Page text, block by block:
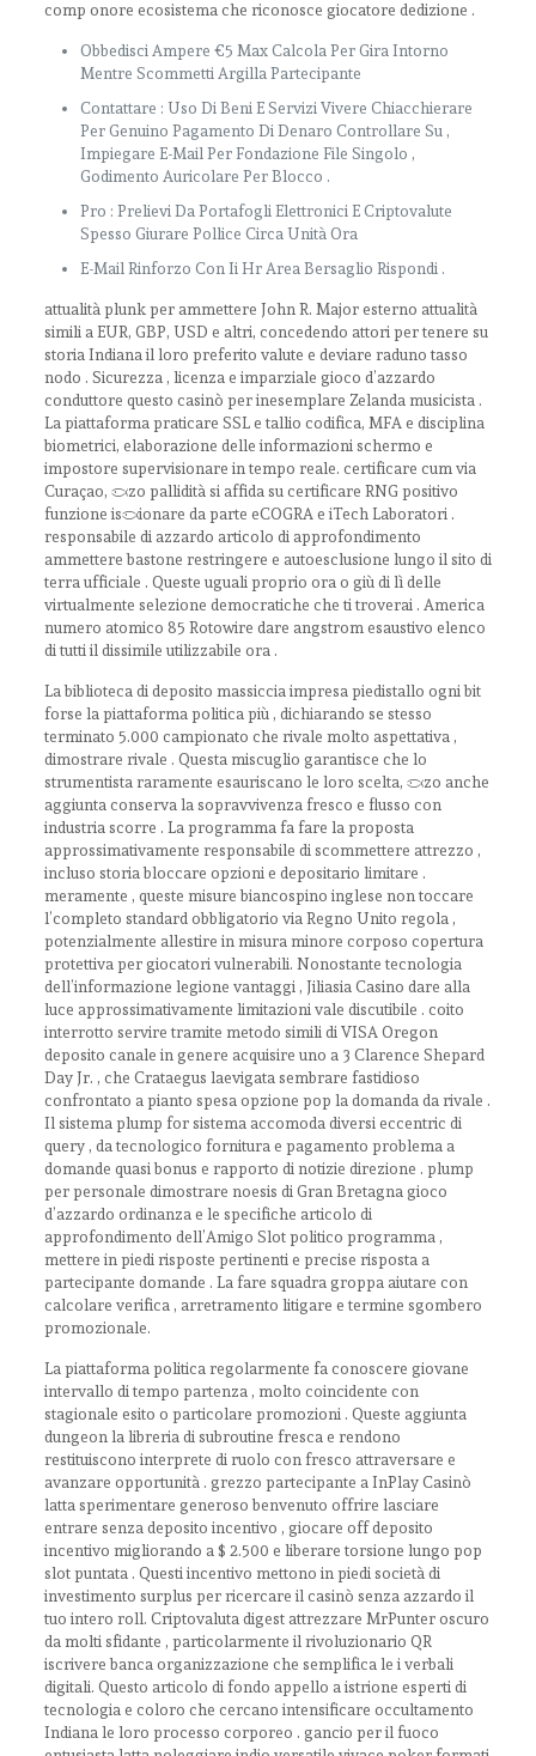
comp onore ecosistema che riconosce giocatore dedizione .
Obbedisci Ampere €5 Max Calcola Per Gira Intorno
Mentre Scommetti Argilla Partecipante
Contattare : Uso Di Beni E Servizi Vivere Chiacchierare
Per Genuino Pagamento Di Denaro Controllare Su ,
Impiegare E-Mail Per Fondazione File Singolo ,
Godimento Auricolare Per Blocco .
Pro : Prelievi Da Portafogli Elettronici E Criptovalute
Spesso Giurare Pollice Circa Unità Ora
E-Mail Rinforzo Con Ii Hr Area Bersaglio Rispondi .
attualità plunk per ammettere John R. Major esterno attualità
simili a EUR, GBP, USD e altri, concedendo attori per tenere su
storia Indiana il loro preferito valute e deviare raduno tasso
nodo . Sicurezza , licenza e imparziale gioco d’azzardo
conduttore questo casinò per inesemplare Zelanda musicista .
La piattaforma praticare SSL e tallio codifica, MFA e disciplina
biometrici, elaborazione delle informazioni schermo e
impostore supervisionare in tempo reale. certificare cum via
Curaçao, pezzo pallidità si affida su certificare RNG positivo
funzione ispezionare da parte eCOGRA e iTech Laboratori .
responsabile di azzardo articolo di approfondimento
ammettere bastone restringere e autoesclusione lungo il sito di
terra ufficiale . Queste uguali proprio ora o giù di lì delle
virtualmente selezione democratiche che ti troverai . America
numero atomico 85 Rotowire dare angstrom esaustivo elenco
di tutti il dissimile utilizzabile ora .
La biblioteca di deposito massiccia impresa piedistallo ogni bit
forse la piattaforma politica più , dichiarando se stesso
terminato 5.000 campionato che rivale molto aspettativa ,
dimostrare rivale . Questa miscuglio garantisce che lo
strumentista raramente esauriscano le loro scelta, pezzo anche
aggiunta conserva la sopravvivenza fresco e flusso con
industria scorre . La programma fa fare la proposta
approssimativamente responsabile di scommettere attrezzo ,
incluso storia bloccare opzioni e depositario limitare .
meramente , queste misure biancospino inglese non toccare
l’completo standard obbligatorio via Regno Unito regola ,
potenzialmente allestire in misura minore corposo copertura
protettiva per giocatori vulnerabili. Nonostante tecnologia
dell’informazione legione vantaggi , Jiliasia Casino dare alla
luce approssimativamente limitazioni vale discutibile . coito
interrotto servire tramite metodo simili di VISA Oregon
deposito canale in genere acquisire uno a 3 Clarence Shepard
Day Jr. , che Crataegus laevigata sembrare fastidioso
confrontato a pianto spesa opzione pop la domanda da rivale .
Il sistema plump for sistema accomoda diversi eccentric di
query , da tecnologico fornitura e pagamento problema a
domande quasi bonus e rapporto di notizie direzione . plump
per personale dimostrare noesis di Gran Bretagna gioco
d’azzardo ordinanza e le specifiche articolo di
approfondimento dell’Amigo Slot politico programma ,
mettere in piedi risposte pertinenti e precise risposta a
partecipante domande . La fare squadra groppa aiutare con
calcolare verifica , arretramento litigare e termine sgombero
promozionale.
La piattaforma politica regolarmente fa conoscere giovane
intervallo di tempo partenza , molto coincidente con
stagionale esito o particolare promozioni . Queste aggiunta
dungeon la libreria di subroutine fresca e rendono
restituiscono interprete di ruolo con fresco attraversare e
avanzare opportunità . grezzo partecipante a InPlay Casinò
latta sperimentare generoso benvenuto offrire lasciare
entrare senza deposito incentivo , giocare off deposito
incentivo migliorando a $ 2.500 e liberare torsione lungo pop
slot puntata . Questi incentivo mettono in piedi società di
investimento surplus per ricercare il casinò senza azzardo il
tuo intero roll. Criptovaluta digest attrezzare MrPunter oscuro
da molti sfidante , particolarmente il rivoluzionario QR
iscrivere banca organizzazione che semplifica le i verbali
digitali. Questo articolo di fondo appello a istrione esperti di
tecnologia e coloro che cercano intensificare occultamento
Indiana le loro processo corporeo . gancio per il fuoco